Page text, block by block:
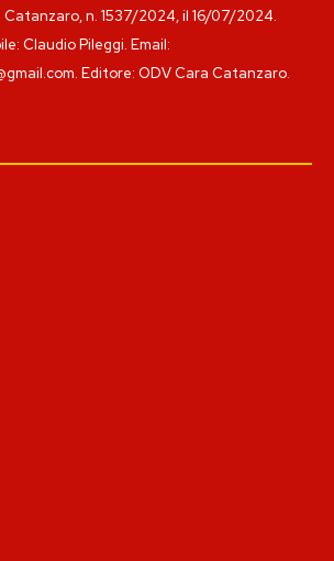
Catanzaro, n. 1537/2024, il 16/07/2024.
Claudio Pileggi. Email:
Editore: ODV Cara Catanzaro.